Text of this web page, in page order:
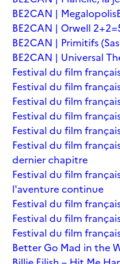
BE2CAN | Megalopolis
BE2CAN | Orwell
BE2CAN | Primitifs
BE2CAN | Universal
Festival du film
Festival du film
Festival du film
Festival du film
Festival du film
Festival du film
dernier chapitre
Festival du film
l'aventure continue
Festival du film
Festival du film
Festival du film
Better Go Mad in the